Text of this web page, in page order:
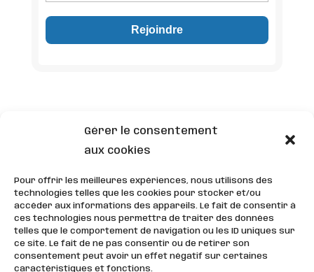
Gérer le consentement
aux cookies
Pour offrir les meilleures expériences, nous utilisons des
technologies telles que les cookies pour stocker et/ou
accéder aux informations des appareils. Le fait de consentir à
ces technologies nous permettra de traiter des données
telles que le comportement de navigation ou les ID uniques sur
ce site. Le fait de ne pas consentir ou de retirer son
consentement peut avoir un effet négatif sur certaines
caractéristiques et fonctions.
*